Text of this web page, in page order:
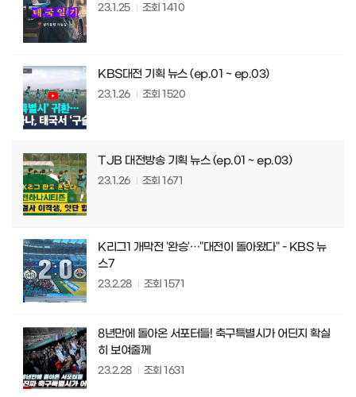
23.1.25 조회1410
KBS대전 기획 뉴스 (ep.01 ~ ep.03)
23.1.26 조회1520
TJB 대전방송 기획 뉴스 (ep.01 ~ ep.03)
23.1.26 조회1671
K리그1 개막전 '완승'…"대전이 돌아왔다" - KBS 뉴
스7
23.2.28 조회1571
8년만에 돌아온 서포터들! 축구특별시가 어딘지 확실
히 보여줄께
23.2.28 조회1631